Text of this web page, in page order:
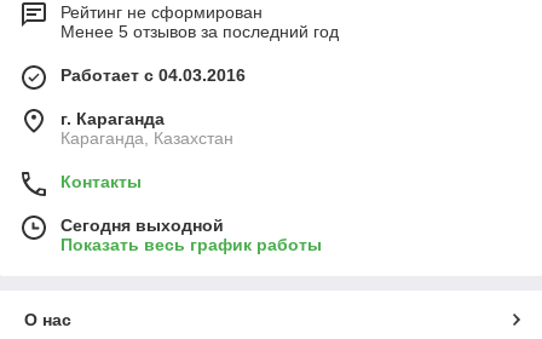
Рейтинг не сформирован
Менее 5 отзывов за последний год
Работает с 04.03.2016
г. Караганда
Караганда, Казахстан
Контакты
Сегодня выходной
Показать весь график работы
О нас